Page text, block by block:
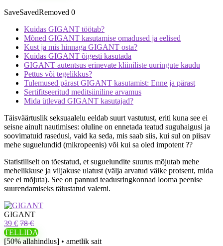
SaveSavedRemoved 0
Kuidas GIGANT töötab?
Mõned GIGANT kasutamise omadused ja eelised
Kust ja mis hinnaga GIGANT osta?
Kuidas GIGANT õigesti kasutada
GIGANT autentsus erinevate kliiniliste uuringute kaudu
Pettus või tegelikkus?
Tulemused pärast GIGANT kasutamist: Enne ja pärast
Sertifitseeritud meditsiiniline arvamus
Mida ütlevad GIGANT kasutajad?
Täisväärtuslik seksuaalelu eeldab suurt vastutust, eriti kuna see ei
seisne ainult nautimises: oluline on ennetada teatud suguhaigusi ja
soovimatuid rasedusi, vaid ka seda, mis saab siis, kui sul on piisav
mehe suguelundid (mikropeenis) või kui sa oled impotent ??
Statistiliselt on tõestatud, et suguelundite suurus mõjutab mehe
mehelikkuse ja viljakuse ulatust (välja arvatud väike protsent, mida
see ei mõjuta). See on pannud teadusringkonnad looma peenise
suurendamiseks täiustatud valemi.
GIGANT
39 € 78 €
TELLIDA
[50% allahindlus] • ametlik sait